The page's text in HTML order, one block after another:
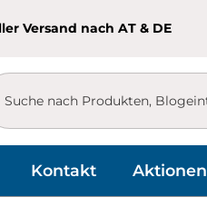
Versand nach AT & DE
Kontakt Aktionen